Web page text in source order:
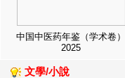
中国中医药年鉴（学术卷）
2025
文學/小說